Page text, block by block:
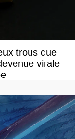
trous que
virale